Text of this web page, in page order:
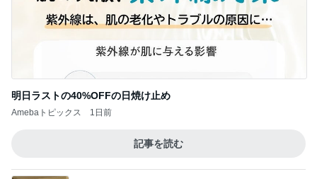
明日ラストの40%OFFの日焼け止め
Amebaトピックス 1日前
記事を読む